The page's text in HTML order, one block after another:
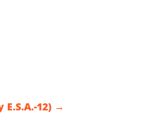
12) →